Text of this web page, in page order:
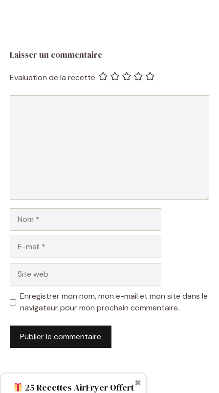
Laisser un commentaire
Evaluation de la recette
mail
web
Enregistrer mon nom, mon e-mail et mon site dans le
navigateur pour mon prochain commentaire.
✖
25 Recettes AirFryer Offert